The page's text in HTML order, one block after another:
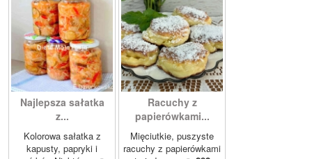
Najlepsza sałatka
z...
Kolorowa sałatka z
kapusty, papryki i
Racuchy z
papierówkami...
Mięciutkie, puszyste
racuchy z papierówkami